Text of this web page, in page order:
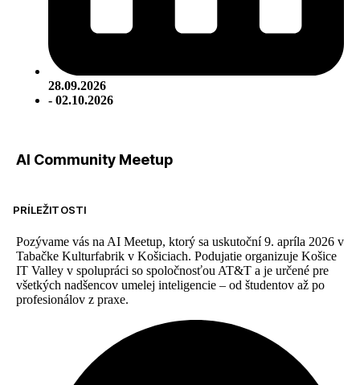
28.09.2026
- 02.10.2026
AI Community Meetup
PRÍLEŽITOSTI
Pozývame vás na AI Meetup, ktorý sa uskutoční 9. apríla 2026 v
Tabačke Kulturfabrik v Košiciach. Podujatie organizuje Košice
IT Valley v spolupráci so spoločnosťou AT&T a je určené pre
všetkých nadšencov umelej inteligencie – od študentov až po
profesionálov z praxe.